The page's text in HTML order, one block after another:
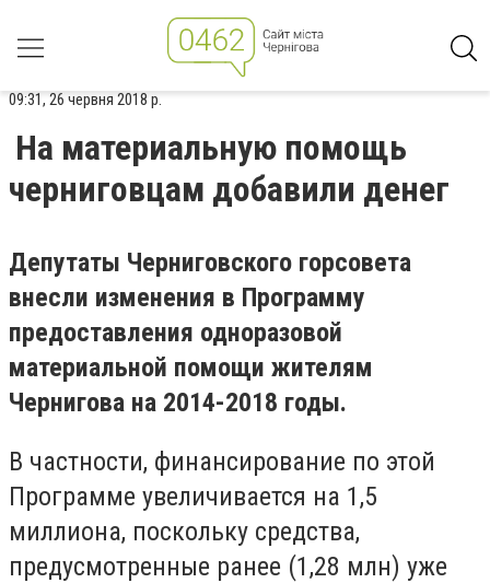
09:31, 26 червня 2018 р.
На материальную помощь
черниговцам добавили денег
Депутаты Черниговского горсовета
внесли изменения в Программу
предоставления одноразовой
материальной помощи жителям
Чернигова на 2014-2018 годы.
В частности, финансирование по этой
Программе увеличивается на 1,5
миллиона, поскольку средства,
предусмотренные ранее (1,28 млн) уже